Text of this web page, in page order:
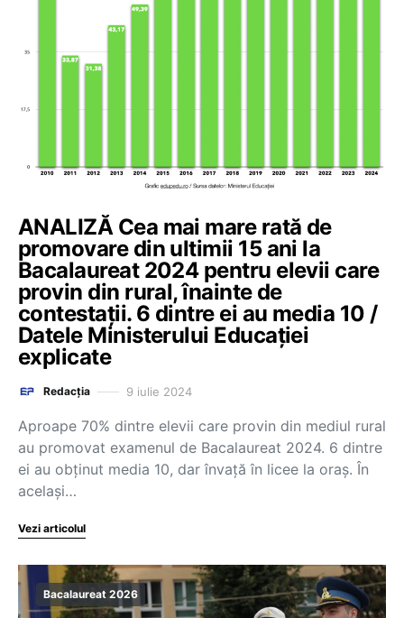
ANALIZĂ Cea mai mare rată de
promovare din ultimii 15 ani la
Bacalaureat 2024 pentru elevii care
provin din rural, înainte de
contestații. 6 dintre ei au media 10 /
Datele Ministerului Educației
explicate
Redacția 9 iulie 2024
Aproape 70% dintre elevii care provin din mediul rural
au promovat examenul de Bacalaureat 2024. 6 dintre
ei au obținut media 10, dar învață în licee la oraș. În
același…
Vezi articolul
Bacalaureat 2026